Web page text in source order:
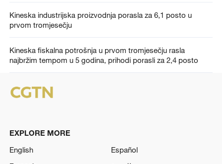
Kineska industrijska proizvodnja porasla za 6,1 posto u
prvom tromjesečju
Kineska fiskalna potrošnja u prvom tromjesečju rasla
najbržim tempom u 5 godina, prihodi porasli za 2,4 posto
EXPLORE MORE
English
Español